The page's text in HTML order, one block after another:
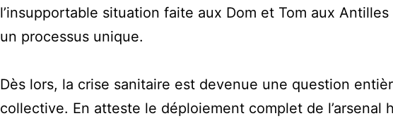
l’insupportable situation faite aux Dom et Tom aux
un processus unique.
Dès lors, la crise sanitaire est devenue une question
collective. En atteste le déploiement complet de